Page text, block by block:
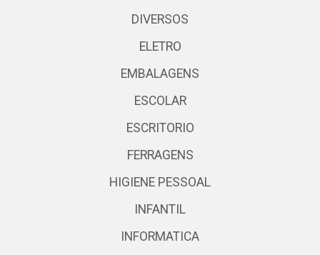
DIVERSOS
ELETRO
EMBALAGENS
ESCOLAR
ESCRITORIO
FERRAGENS
HIGIENE PESSOAL
INFANTIL
INFORMATICA